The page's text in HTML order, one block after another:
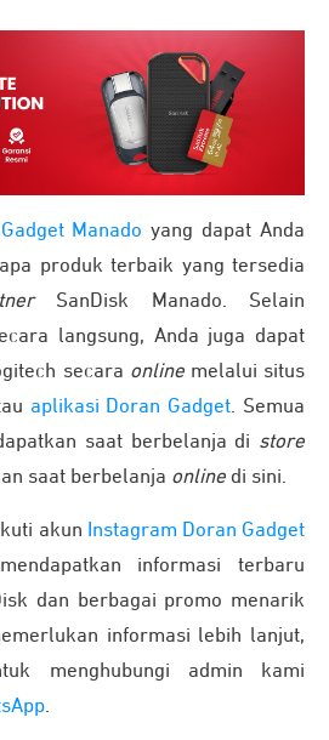
Manado yang dapat Anda
produk terbaik yang tersedia
SanDisk Manado. Selain
langsung, Anda juga dapat
secara onlinemelalui situs
aplikasi Doran Gadget. Semua
saat berbelanja di store
saat berbelanja online di sini.
akun Instagram Doran Gadget
informasi terbaru
dan berbagai promo menarik
informasi lebih lanjut,
menghubungi admin kami
.